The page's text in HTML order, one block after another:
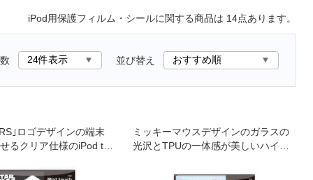
iPod用保護フィルム・シールに関する商品は 14点あります。
並び替え
｣ロゴデザインの端末
るクリア仕様のiPod to
ミッキーマウスデザインのガラスの
光沢とTPUの一体感が美しいハイブ
代)用 ガラスハイブリッドケース